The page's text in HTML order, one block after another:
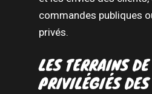
commandes publiques
privés.
LES TERRAINS
PRIVILÉGIÉS